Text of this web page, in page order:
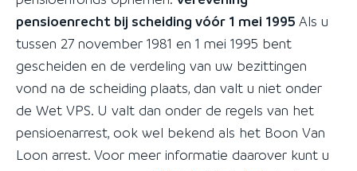
pensioenrecht bij scheiding vóór 1 mei 1995 Als u
tussen 27 november 1981 en 1 mei 1995 bent
gescheiden en de verdeling van uw bezittingen
vond na de scheiding plaats, dan valt u niet onder
de Wet VPS. U valt dan onder de regels van het
pensioenarrest, ook wel bekend als het Boon Van
Loon arrest. Voor meer informatie daarover kunt u